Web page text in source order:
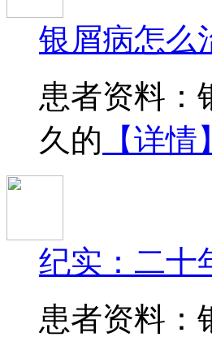
银屑病怎么
患者资料：
久的 【详情】
纪实：二十
患者资料：